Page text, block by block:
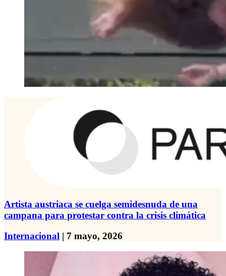
Artista austriaca se cuelga semidesnuda de una
campana para protestar contra la crisis climática
Internacional | 7 mayo, 2026